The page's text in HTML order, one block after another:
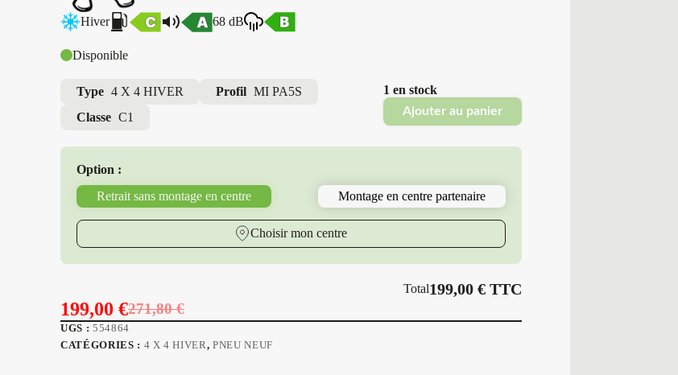
Hiver 68 dB
Disponible
Type 4 X 4 HIVER Profil MI PA5S
Classe C1
1 en stock
Ajouter au panier
Option :
Retrait sans montage en centre
Montage en centre partenaire
Choisir mon centre
Total199,00 €TTC
271,80€
Le
prix
199,00€
Le
prix
UGS : 554864
CATÉGORIES : 4 X 4 HIVER,PNEU NEUF